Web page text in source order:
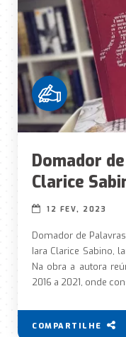
Domador
Clarice
12 FEV, 2023
Domador de
Iara Clarice Sabino,
Na obra a autora
2016 a 2021, onde
COMPARTILHE